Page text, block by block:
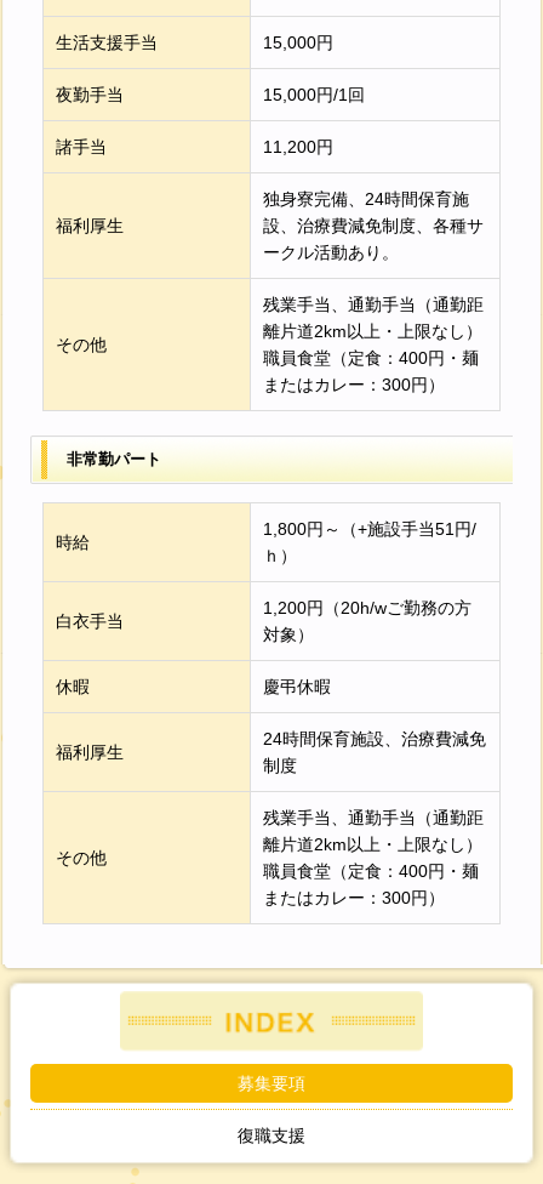
生活支援手当 15,000円
夜勤手当 15,000円/1回
諸手当 11,200円
福利厚生
独身寮完備、24時間保育施
設、治療費減免制度、各種サ
ークル活動あり。
その他
残業手当、通勤手当（通勤距
離片道2km以上・上限なし）
職員食堂（定食：400円・麺
またはカレー：300円）
非常勤パート
時給
1,800円～（+施設手当51円/
ｈ）
白衣手当
1,200円（20h/wご勤務の方
対象）
休暇 慶弔休暇
福利厚生
24時間保育施設、治療費減免
制度
その他
残業手当、通勤手当（通勤距
離片道2km以上・上限なし）
職員食堂（定食：400円・麺
またはカレー：300円）
募集要項
復職支援